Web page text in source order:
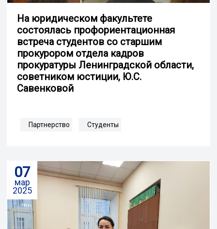
На юридическом факультете
состоялась профориентационная
встреча студентов со старшим
прокурором отдела кадров
прокуратуры Ленинградской области,
советником юстиции, Ю.С.
Савенковой
Партнерство Студенты
07
мар
2025